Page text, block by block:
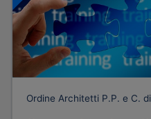
Ordine Architetti P.P. e C.